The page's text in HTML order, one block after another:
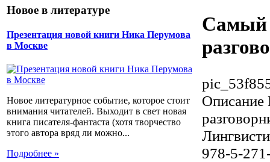
Новое в литературе
Презентация новой книги Ника Перумова
в Москве
Новое литературное событие, которое стоит
внимания читателей. Выходит в свет новая
книга писателя-фантаста (хотя творчество
этого автора вряд ли можно...
Подробнее »
Самый
Описание
978-5-